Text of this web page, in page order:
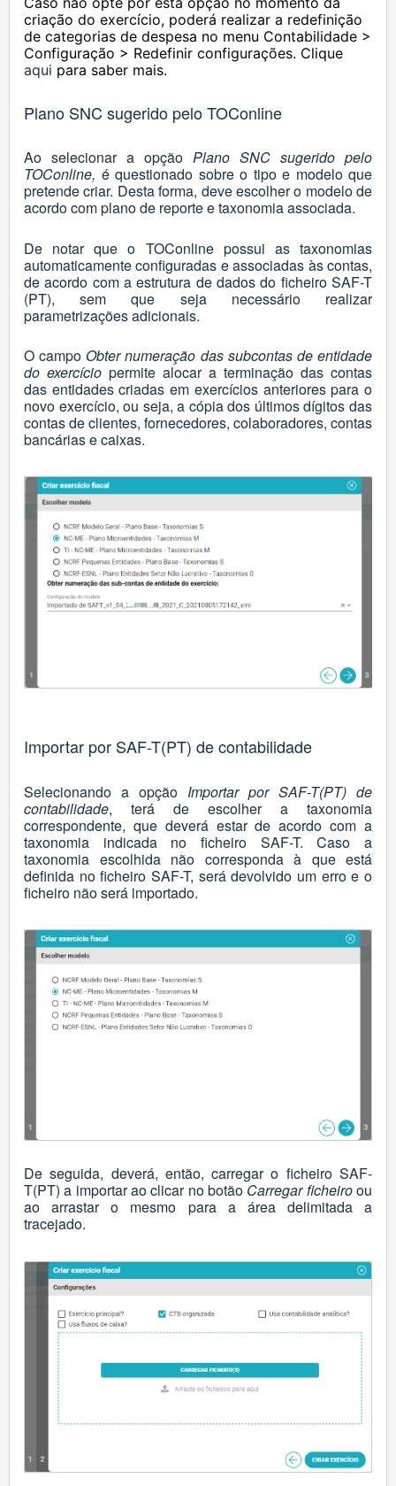
criação do exercício, poderá realizar a redefinição
de categorias de despesa no menu Contabilidade >
Configuração > Redefinir configurações. Clique
aqui para saber mais.
Plano SNC sugerido pelo TOConline
Ao selecionar a opção Plano SNC sugerido pelo
TOConline, é questionado sobre o tipo e modelo que
pretende criar. Desta forma, deve escolher o modelo de
acordo com plano de reporte e taxonomia associada.
De notar que o TOConline possui as taxonomias
automaticamente configuradas e associadas às contas,
de acordo com a estrutura de dados do ficheiro SAF-T
(PT), sem que seja necessário realizar
parametrizações adicionais.
O campo Obter numeração das subcontas de entidade
do exercício permite alocar a terminação das contas
das entidades criadas em exercícios anteriores para o
novo exercício, ou seja, a cópia dos últimos dígitos das
contas de clientes, fornecedores, colaboradores, contas
bancárias e caixas.
Importar por SAF-T(PT) de contabilidade
Selecionando a opção Importar por SAF-T(PT) de
contabilidade, terá de escolher a taxonomia
correspondente, que deverá estar de acordo com a
taxonomia indicada no ficheiro SAF-T. Caso a
taxonomia escolhida não corresponda à que está
definida no ficheiro SAF-T, será devolvido um erro e o
ficheiro não será importado.
De seguida, deverá, então, carregar o ficheiro SAF-
T(PT) a importar ao clicar no botão Carregar ficheiroou
ao arrastar o mesmo para a área delimitada a
tracejado.